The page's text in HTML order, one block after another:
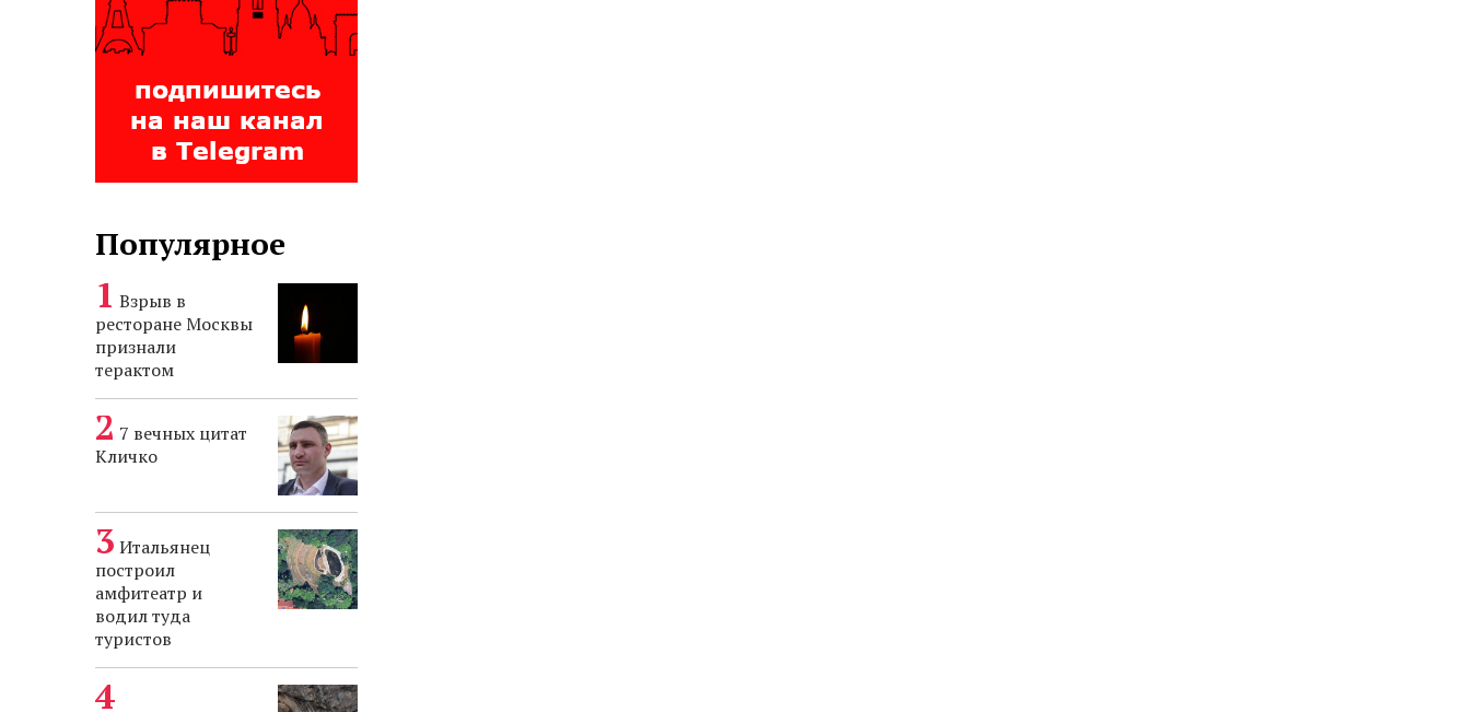
Популярное
Взрыв в
ресторане Москвы
признали
терактом
7 вечных цитат
Кличко
Итальянец
построил
амфитеатр и
водил туда
туристов